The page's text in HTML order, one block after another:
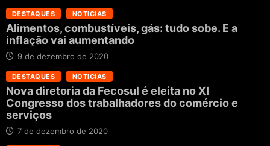
DESTAQUES NOTICIAS
Alimentos, combustíveis, gás: tudo sobe. E a
inflação vai aumentando
9 de dezembro de 2020
DESTAQUES NOTICIAS
Nova diretoria da Fecosul é eleita no XI
Congresso dos trabalhadores do comércio e
serviços
7 de dezembro de 2020